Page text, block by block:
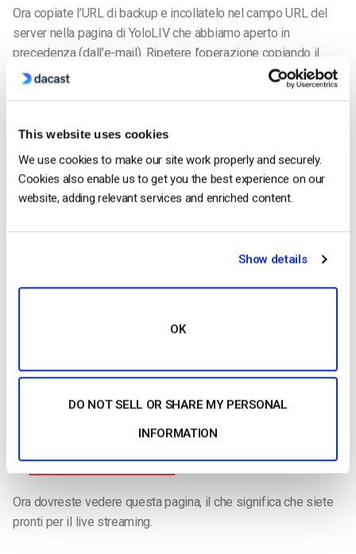
This website uses cookies
We use cookies to make our site work properly and securely.
Cookies also enable us to get you the best experience on our
website, adding relevant services and enriched content.
Show details
OK
DO NOT SELL OR SHARE MY PERSONAL
INFORMATION
Ora copiate l’URL di backup e incollatelo nel campo URL del
server nella pagina di YoloLIV che abbiamo aperto in
precedenza (dall’e-mail). Ripetere l’operazione copiando il
nome o la chiave del flusso e incollandolo nel campo Chiave
Ora dovreste vedere questa pagina, il che significa che siete
pronti per il live streaming.